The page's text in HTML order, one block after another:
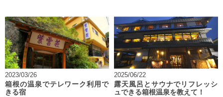
2023/03/26
箱根の温泉でテレワーク利用で
きる宿
2025/06/22
露天風呂とサウナでリフレッシ
ュできる箱根温泉を教えて！